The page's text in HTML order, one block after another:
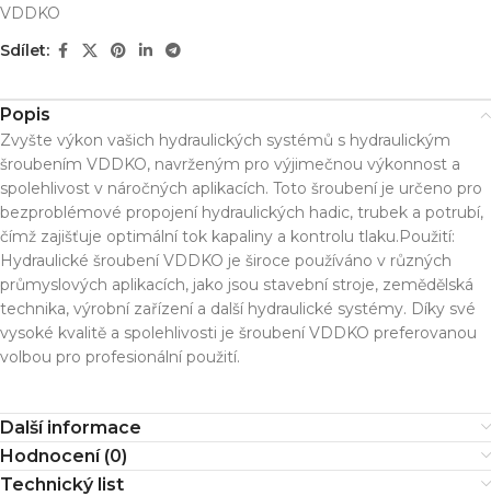
VDDKO
Sdílet:
Popis
Zvyšte výkon vašich hydraulických systémů s hydraulickým
šroubením VDDKO, navrženým pro výjimečnou výkonnost a
spolehlivost v náročných aplikacích. Toto šroubení je určeno pro
bezproblémové propojení hydraulických hadic, trubek a potrubí,
čímž zajišťuje optimální tok kapaliny a kontrolu tlaku.Použití:
Hydraulické šroubení VDDKO je široce používáno v různých
průmyslových aplikacích, jako jsou stavební stroje, zemědělská
technika, výrobní zařízení a další hydraulické systémy. Díky své
vysoké kvalitě a spolehlivosti je šroubení VDDKO preferovanou
volbou pro profesionální použití.
Další informace
Hodnocení (0)
Technický list